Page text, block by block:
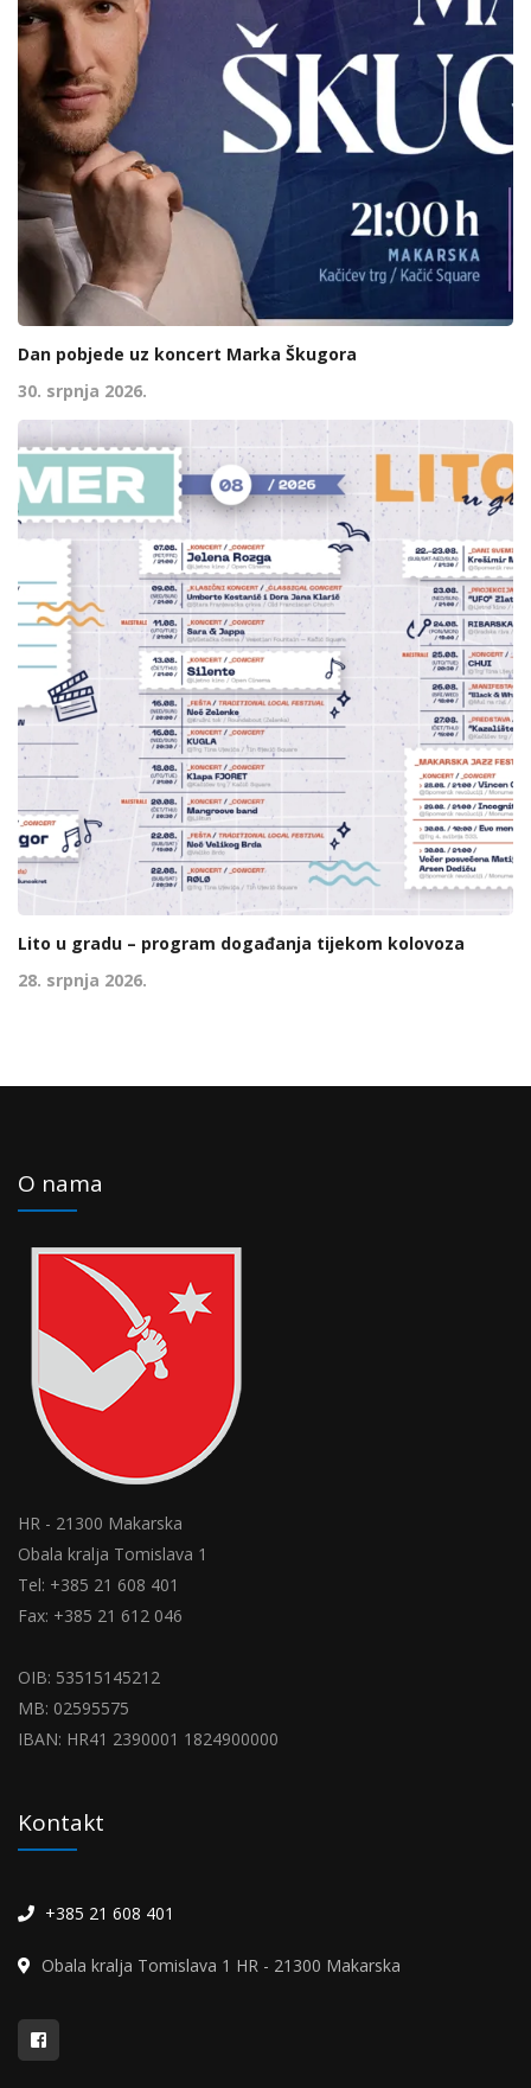
Dan pobjede uz koncert Marka Škugora
30. srpnja 2026.
Lito u gradu – program događanja tijekom kolovoza
28. srpnja 2026.
O nama
HR - 21300 Makarska
Obala kralja Tomislava 1
Tel: +385 21 608 401
Fax: +385 21 612 046
OIB: 53515145212
MB: 02595575
IBAN: HR41 2390001 1824900000
Kontakt
+385 21 608 401
Obala kralja Tomislava 1 HR - 21300 Makarska